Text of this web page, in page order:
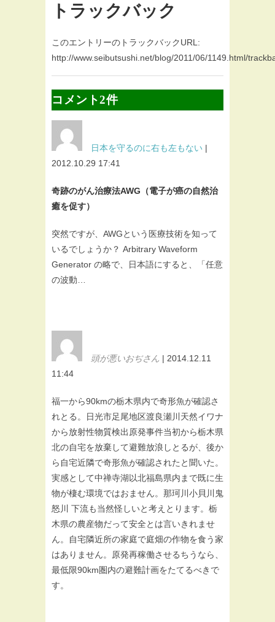
トラックバック
このエントリーのトラックバックURL:
http://www.seibutsushi.net/blog/2011/06/1149.html/
コメント2件
日本を守るのに右も左もない |
2012.10.29 17:41
奇跡のがん治療法AWG（電子が癌の自然治
癒を促す）
突然ですが、AWGという医療技術を知って
いるでしょうか？ Arbitrary Waveform
Generator の略で、日本語にすると、「任意
の波動…
頭が悪いおぢさん | 2014.12.11
11:44
福一から90kmの栃木県内で奇形魚が確認さ
れとる。日光市足尾地区渡良瀬川天然イワナ
から放射性物質検出原発事件当初から栃木県
北の自宅を放棄して避難放浪しとるが、後か
ら自宅近隣で奇形魚が確認されたと聞いた。
実感として中禅寺湖以北福島県内まで既に生
物が棲む環境ではおません。那珂川小貝川鬼
怒川 下流も当然怪しいと考えとります。栃
木県の農産物だって安全とは言いきれませ
ん。自宅隣近所の家庭で庭畑の作物を食う家
はありません。原発再稼働させるちうなら、
最低限90km圏内の避難計画をたてるべきで
す。